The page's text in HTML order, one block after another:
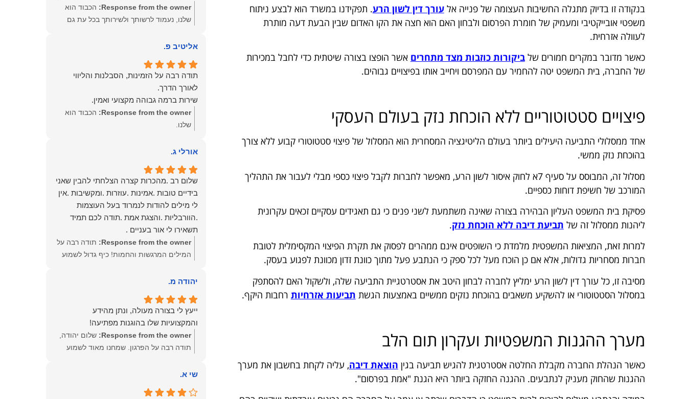
בנקודה זו בדיוק מתגלה החשיבות העצומה של פנייה אלעורך דין לשון הרע. תפקידנו במשרד הוא לבצע ניתוח
משפטי אובייקטיבי ומעמיק של חומרת הפרסום ולבחון האם הוא חצה את הקו האדום שבין הבעת דעה מותרת
לעוולה אזרחית.
כאשר מדובר במקרים חמורים שלביקורות כוזבות מצד מתחרים אשר הופצו בצורה שיטתית כדי לחבל במכירות
של החברה, בית המשפט יטה להחמיר עם המפרסם ויחייב אותו בפיצויים גבוהים.
פיצויים סטטוטוריים ללא הוכחת נזק בעולם העסקי
אחד ממסלולי התביעה היעילים ביותר בעולם הליטיגציה המסחרית הוא המסלול של פיצוי סטטוטורי קבוע ללא צורך
בהוכחת נזק ממשי.
מסלול זה, המבוסס על סעיף 7א לחוק איסור לשון הרע, מאפשר לחברות לקבל פיצוי כספי מבלי לעבור את התהליך
המורכב של חשיפת דוחות כספיים.
פסיקת בית המשפט העליון הבהירה בצורה שאינה משתמעת לשני פנים כי גם תאגידים עסקיים זכאים עקרונית
ליהנות ממסלול זה של תביעת דיבה ללא הוכחת נזק.
למרות זאת, המציאות המשפטית מלמדת כי השופטים אינם ממהרים לפסוק את תקרת הפיצוי המקסימלית לטובת
חברות מסחריות גדולות, אלא אם כן הוכח מעל לכל ספק כי הנתבע פעל מתוך כוונת זדון מכוונת לפגוע בעסק.
מסיבה זו, כל עורך דין לשון הרע ימליץ לחברה לבחון היטב את אסטרטגיית התביעה שלה, ולשקול האם להסתפק
במסלול הסטטוטורי או להשקיע משאבים בהוכחת נזקים ממשיים באמצעות הגשת תביעות אזרחיות רחבות היקף.
מערך ההגנות המשפטיות ועקרון תום הלב
כאשר הנהלת החברה מקבלת החלטה אסטרטגית להגיש תביעה בגין הוצאת דיבה, עליה לקחת בחשבון את מערך
ההגנות שהחוק מעניק לנתבעים. ההגנה החזקה ביותר היא הגנת "אמת בפרסום".
מי לסמוך, ואני ממליצה עליו מכל הלב לכל מי
שמחפש עורך דין מקצועי, אמין ומסור.
Response from the owner:
הכבוד הוא
שלנו, נעמוד לרשותך ולשירותך בכל עת גם
אליטיב פ.
תודה רבה על הזמינות, הסבלנות והליווי
שירות ברמה גבוהה מקצועי ואמין.
Response from the owner:
הכבוד הוא
שלנו.
אורלי ג.
שלום רב .מהכרות קצרה הצלחתי להבין שאני
בידיים טובות .אמינות .עוזרות .ומקשיבות .אין
לי מילים להודות לנמרוד בעל העוצמות
.הוורבליות .והצגת אמת .תודה לכם תמיד
תשאירו לי אור בעניים .
Response from the owner:
תודה רבה על
המילים המרגשות והחמות! כיף גדול לשמוע
שווה את הכל. נשמח תמיד לעמוד לרשותך!
יהודה מ.
ייעץ לי בצורה מעולה, ונתן מהידע
והמקצועיות שלו בהוגנות מפתיעה!
Response from the owner:
שלום יהודה,
תודה רבה על הפרגון. שמחנו מאוד לשמוע
הוגנות ומקצועיות הן מעל הכל. נשמח תמיד
שי א.